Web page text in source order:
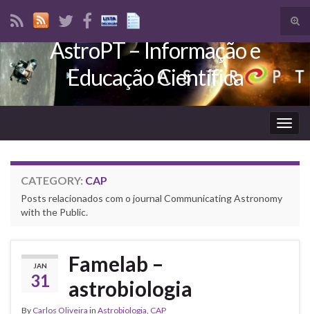
Search for:
AstroPT – Informação e
Educação Científica
CATEGORY: CAP
Posts relacionados com o journal Communicating Astronomy
with the Public.
JAN
31
Famelab –
astrobiologia
By Carlos Oliveira in Astrobiologia, CAP